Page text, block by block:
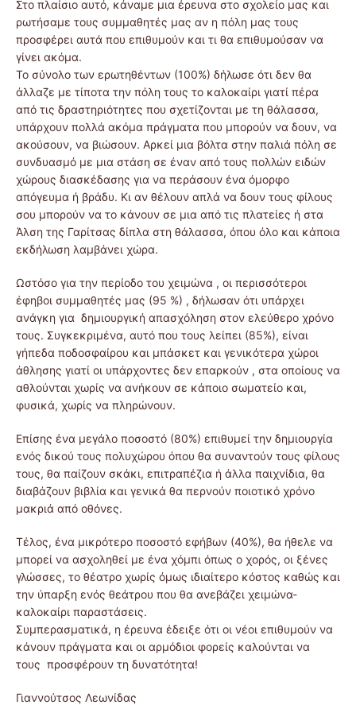
Στο πλαίσιο αυτό, κάναμε μια έρευνα στο σχολείο μας και
ρωτήσαμε τους συμμαθητές μας αν η πόλη μας τους
προσφέρει αυτά που επιθυμούν και τι θα επιθυμούσαν να
γίνει ακόμα.
Το σύνολο των ερωτηθέντων (100%) δήλωσε ότι δεν θα
άλλαζε με τίποτα την πόλη τους το καλοκαίρι γιατί πέρα
από τις δραστηριότητες που σχετίζονται με τη θάλασσα,
υπάρχουν πολλά ακόμα πράγματα που μπορούν να δουν, να
ακούσουν, να βιώσουν. Αρκεί μια βόλτα στην παλιά πόλη σε
συνδυασμό με μια στάση σε έναν από τους πολλών ειδών
χώρους διασκέδασης για να περάσουν ένα όμορφο
απόγευμα ή βράδυ. Κι αν θέλουν απλά να δουν τους φίλους
σου μπορούν να το κάνουν σε μια από τις πλατείες ή στα
Άλση της Γαρίτσας δίπλα στη θάλασσα, όπου όλο και κάποια
εκδήλωση λαμβάνει χώρα.
Ωστόσο για την περίοδο του χειμώνα , οι περισσότεροι
έφηβοι συμμαθητές μας (95 %) , δήλωσαν ότι υπάρχει
ανάγκη για δημιουργική απασχόληση στον ελεύθερο χρόνο
τους. Συγκεκριμένα, αυτό που τους λείπει (85%), είναι
γήπεδα ποδοσφαίρου και μπάσκετ και γενικότερα χώροι
άθλησης γιατί οι υπάρχοντες δεν επαρκούν , στα οποίους να
αθλούνται χωρίς να ανήκουν σε κάποιο σωματείο και,
φυσικά, χωρίς να πληρώνουν.
Επίσης ένα μεγάλο ποσοστό (80%) επιθυμεί την δημιουργία
ενός δικού τους πολυχώρου όπου θα συναντούν τους φίλους
τους, θα παίζουν σκάκι, επιτραπέζια ή άλλα παιχνίδια, θα
διαβάζουν βιβλία και γενικά θα περνούν ποιοτικό χρόνο
μακριά από οθόνες.
Τέλος, ένα μικρότερο ποσοστό εφήβων (40%), θα ήθελε να
μπορεί να ασχοληθεί με ένα χόμπι όπως ο χορός, οι ξένες
γλώσσες, το θέατρο χωρίς όμως ιδιαίτερο κόστος καθώς και
την ύπαρξη ενός θεάτρου που θα ανεβάζει χειμώνα-
καλοκαίρι παραστάσεις.
Συμπερασματικά, η έρευνα έδειξε ότι οι νέοι επιθυμούν να
κάνουν πράγματα και οι αρμόδιοι φορείς καλούνται να
τους προσφέρουν τη δυνατότητα!
Γιαννούτσος Λεωνίδας